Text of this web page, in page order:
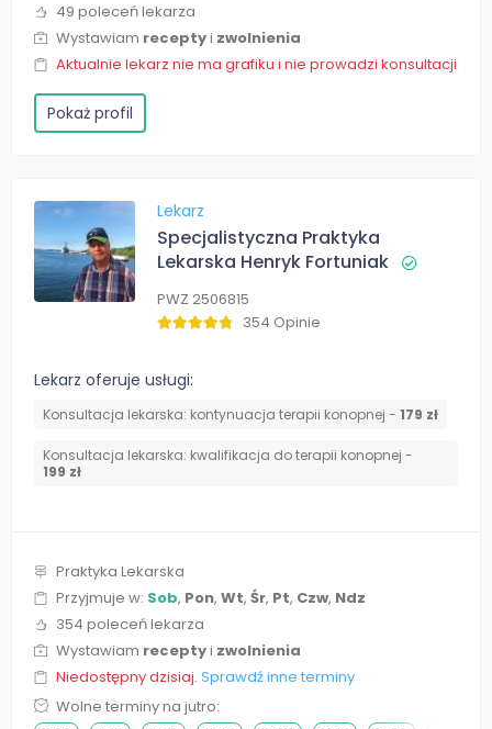
49 poleceń lekarza
Wystawiam receptyi zwolnienia
Aktualnie lekarz nie ma grafiku i nie prowadzi konsultacji
Pokaż profil
Lekarz
Specjalistyczna Praktyka
Lekarska Henryk Fortuniak
PWZ 2506815
354 Opinie
Lekarz oferuje usługi:
Konsultacja lekarska: kontynuacja terapii konopnej - 179 zł
Konsultacja lekarska: kwalifikacja do terapii konopnej -
199 zł
Praktyka Lekarska
Przyjmuje w: Sob, Pon, Wt, Śr, Pt, Czw, Ndz
354 poleceń lekarza
Wystawiam receptyi zwolnienia
Niedostępny dzisiaj. Sprawdź inne terminy
Wolne terminy na jutro: